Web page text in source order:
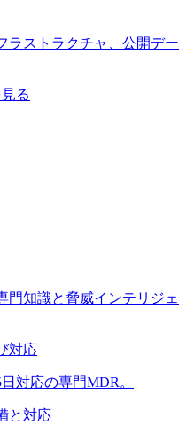
ラストラクチャ、公開デー
る
門知識と脅威インテリジェ
対応
対応の専門MDR。
と対応